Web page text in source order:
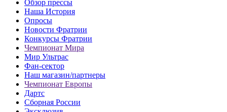
Обзор прессы
Наша История
Опросы
Новости Фратрии
Конкурсы Фратрии
Чемпионат Мира
Мир Ультрас
Фан-cектор
Наш магазин/партнеры
Чемпионат Европы
Дартс
Сборная России